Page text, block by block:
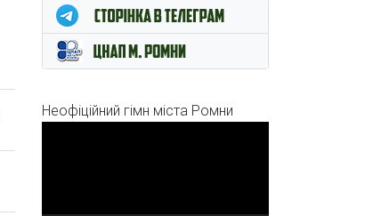
Неофіційний гімн міста Ромни